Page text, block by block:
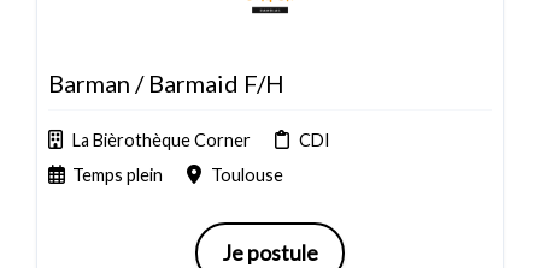
Barman / Barmaid F/H
La Bièrothèque Corner
CDI
Temps plein
Toulouse
Je postule